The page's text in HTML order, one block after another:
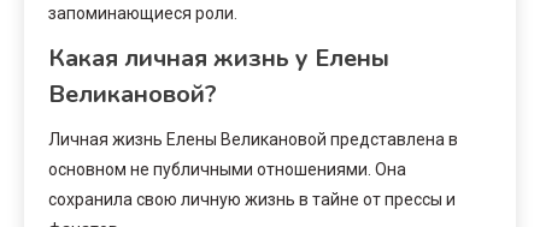
запоминающиеся роли.
Какая личная жизнь у Елены
Великановой?
Личная жизнь Елены Великановой представлена в
основном не публичными отношениями. Она
сохранила свою личную жизнь в тайне от прессы и